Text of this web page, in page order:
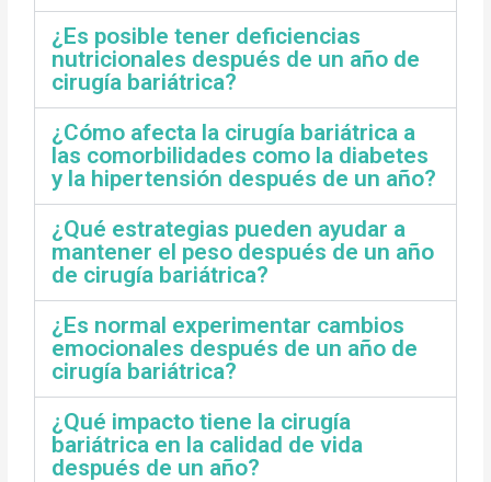
¿Es posible tener deficiencias
nutricionales después de un año de
cirugía bariátrica?
¿Cómo afecta la cirugía bariátrica a
las comorbilidades como la diabetes
y la hipertensión después de un año?
¿Qué estrategias pueden ayudar a
mantener el peso después de un año
de cirugía bariátrica?
¿Es normal experimentar cambios
emocionales después de un año de
cirugía bariátrica?
¿Qué impacto tiene la cirugía
bariátrica en la calidad de vida
después de un año?